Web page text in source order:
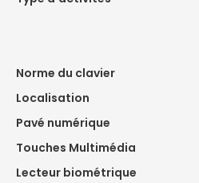
Norme du clavier
Localisation
Pavé numérique
Touches Multimédia
Lecteur biométrique